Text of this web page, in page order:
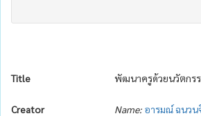
Title พัฒนาครูด้วยนวัตกร
Creator Name: อารมณ์ ฉนวน